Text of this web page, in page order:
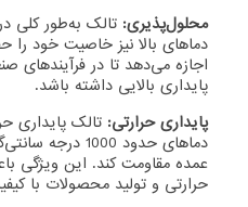
محلول‌پذیری: تالک به‌طور کلی
دماهای بالا نیز خاصیت خود
اجازه می‌دهد تا در فرآیندهای
پایداری بالایی داشته باشد.
پایداری حرارتی: تالک پایداری
دماهای حدود 1000
عمده مقاومت کند. این ویژگی
حرارتی و تولید محصولات با